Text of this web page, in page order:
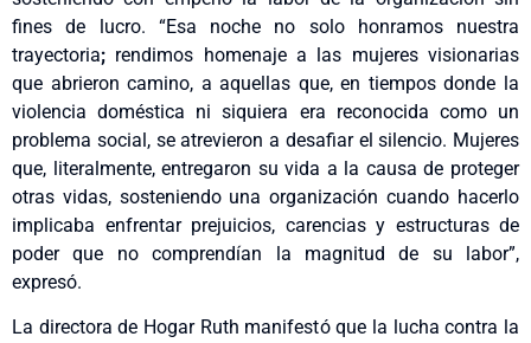
fines de lucro. “Esa noche no solo honramos nuestra
trayectoria; rendimos homenaje a las mujeres visionarias
que abrieron camino, a aquellas que, en tiempos donde la
violencia doméstica ni siquiera era reconocida como un
problema social, se atrevieron a desafiar el silencio. Mujeres
que, literalmente, entregaron su vida a la causa de proteger
otras vidas, sosteniendo una organización cuando hacerlo
implicaba enfrentar prejuicios, carencias y estructuras de
poder que no comprendían la magnitud de su labor”,
expresó.
La directora de Hogar Ruth manifestó que la lucha contra la